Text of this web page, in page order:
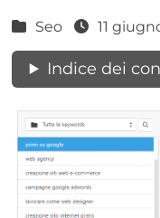
Seo 11
Indice dei